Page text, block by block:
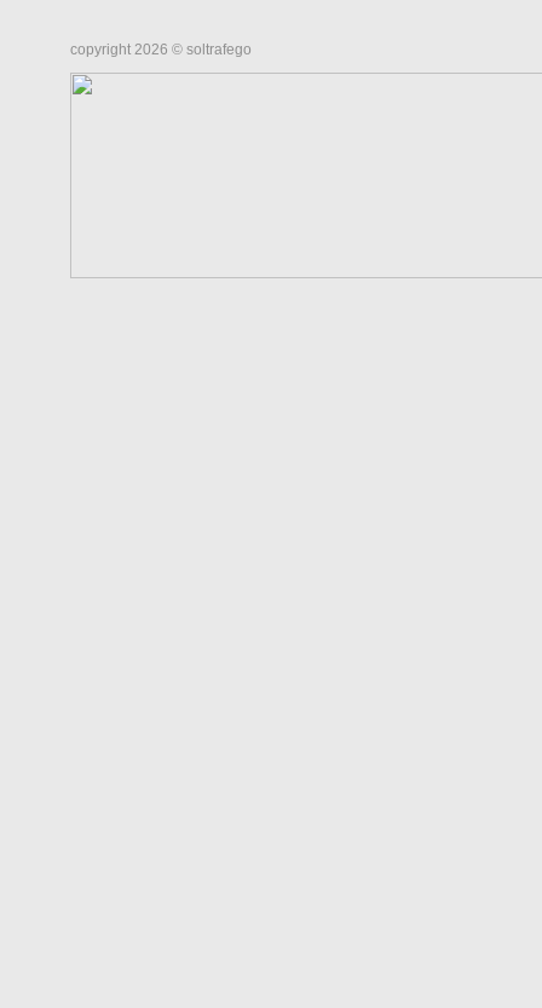
copyright 2026 © soltrafego